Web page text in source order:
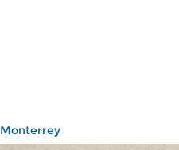
Monterrey